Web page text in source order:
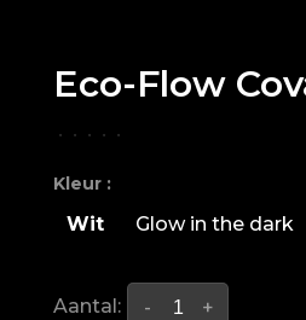
Eco-Flow
• • • • •
Kleur :
Wit Glow in the dark
Aantal: +
-